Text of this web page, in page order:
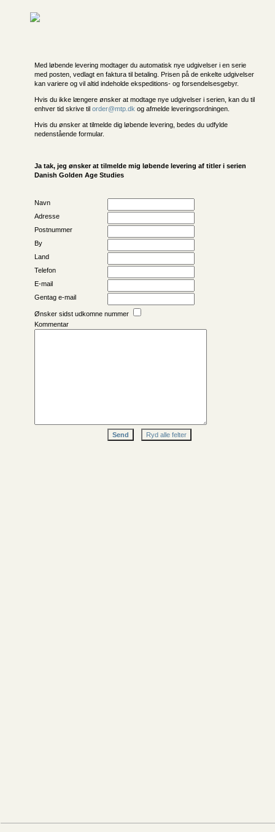
Med løbende levering modtager du automatisk nye udgivelser i en serie
med posten, vedlagt en faktura til betaling. Prisen på de enkelte udgivelser
kan variere og vil altid indeholde ekspeditions- og forsendelsesgebyr.
Hvis du ikke længere ønsker at modtage nye udgivelser i serien, kan du til
enhver tid skrive til order@mtp.dk og afmelde leveringsordningen.
Hvis du ønsker at tilmelde dig løbende levering, bedes du udfylde
nedenstående formular.
Ja tak, jeg ønsker at tilmelde mig løbende levering af titler i serien
Danish Golden Age Studies
Navn
Adresse
Postnummer
By
Land
Telefon
E-mail
Gentag e-mail
Ønsker sidst udkomne nummer
Kommentar